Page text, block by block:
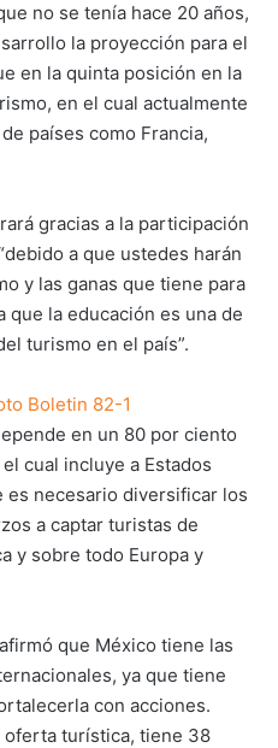
no se tenía hace 20 años,
la proyección para el
en la quinta posición en la
en el cual actualmente
países como Francia,
gracias a la participación
a que ustedes harán
y las ganas que tiene para
que la educación es una de
turismo en el país”.
en un 80 por ciento
cual incluye a Estados
es necesario diversificar los
a captar turistas de
y sobre todo Europa y
que México tiene las
ya que tiene
con acciones.
oferta turística, tiene 38